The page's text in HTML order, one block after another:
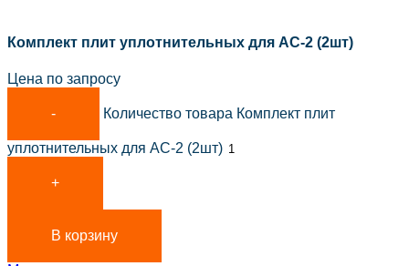
Комплект плит уплотнительных для АС-2 (2шт)
Цена по запросу
Количество товара Комплект плит
уплотнительных для АС-2 (2шт)
В корзину